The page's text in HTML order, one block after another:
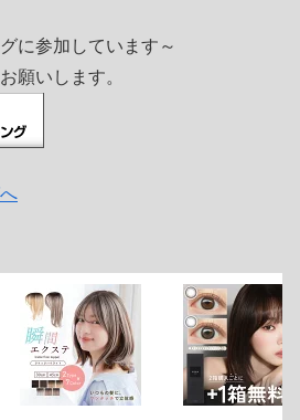
に参加しています～
願いします。